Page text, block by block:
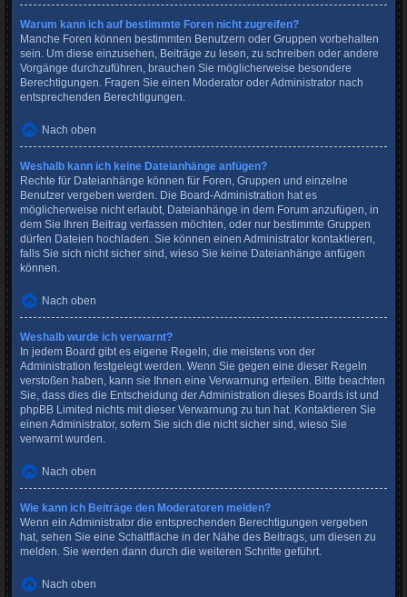
Warum kann ich auf bestimmte Foren nicht zugreifen?
Manche Foren können bestimmten Benutzern oder Gruppen vorbehalten
sein. Um diese einzusehen, Beiträge zu lesen, zu schreiben oder andere
Vorgänge durchzuführen, brauchen Sie möglicherweise besondere
Berechtigungen. Fragen Sie einen Moderator oder Administrator nach
entsprechenden Berechtigungen.
Nach oben
Weshalb kann ich keine Dateianhänge anfügen?
Rechte für Dateianhänge können für Foren, Gruppen und einzelne
Benutzer vergeben werden. Die Board-Administration hat es
möglicherweise nicht erlaubt, Dateianhänge in dem Forum anzufügen, in
dem Sie Ihren Beitrag verfassen möchten, oder nur bestimmte Gruppen
dürfen Dateien hochladen. Sie können einen Administrator kontaktieren,
falls Sie sich nicht sicher sind, wieso Sie keine Dateianhänge anfügen
können.
Nach oben
Weshalb wurde ich verwarnt?
In jedem Board gibt es eigene Regeln, die meistens von der
Administration festgelegt werden. Wenn Sie gegen eine dieser Regeln
verstoßen haben, kann sie Ihnen eine Verwarnung erteilen. Bitte beachten
Sie, dass dies die Entscheidung der Administration dieses Boards ist und
phpBB Limited nichts mit dieser Verwarnung zu tun hat. Kontaktieren Sie
einen Administrator, sofern Sie sich die nicht sicher sind, wieso Sie
verwarnt wurden.
Nach oben
Wie kann ich Beiträge den Moderatoren melden?
Wenn ein Administrator die entsprechenden Berechtigungen vergeben
hat, sehen Sie eine Schaltfläche in der Nähe des Beitrags, um diesen zu
melden. Sie werden dann durch die weiteren Schritte geführt.
Nach oben